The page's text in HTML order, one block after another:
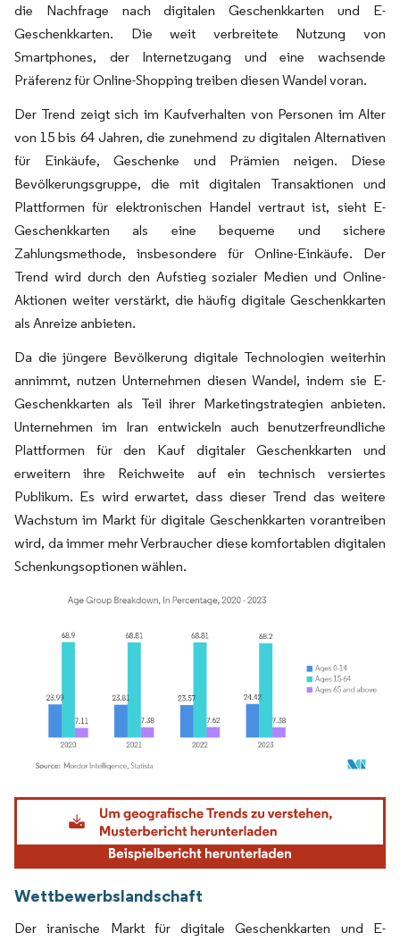
die Nachfrage nach digitalen Geschenkkarten und E-
Geschenkkarten. Die weit verbreitete Nutzung von
Smartphones, der Internetzugang und eine wachsende
Präferenz für Online-Shopping treiben diesen Wandel voran.
Der Trend zeigt sich im Kaufverhalten von Personen im Alter
von 15 bis 64 Jahren, die zunehmend zu digitalen Alternativen
für Einkäufe, Geschenke und Prämien neigen. Diese
Bevölkerungsgruppe, die mit digitalen Transaktionen und
Plattformen für elektronischen Handel vertraut ist, sieht E-
Geschenkkarten als eine bequeme und sichere
Zahlungsmethode, insbesondere für Online-Einkäufe. Der
Trend wird durch den Aufstieg sozialer Medien und Online-
Aktionen weiter verstärkt, die häufig digitale Geschenkkarten
als Anreize anbieten.
Da die jüngere Bevölkerung digitale Technologien weiterhin
annimmt, nutzen Unternehmen diesen Wandel, indem sie E-
Geschenkkarten als Teil ihrer Marketingstrategien anbieten.
Unternehmen im Iran entwickeln auch benutzerfreundliche
Plattformen für den Kauf digitaler Geschenkkarten und
erweitern ihre Reichweite auf ein technisch versiertes
Publikum. Es wird erwartet, dass dieser Trend das weitere
Wachstum im Markt für digitale Geschenkkarten vorantreiben
wird, da immer mehr Verbraucher diese komfortablen digitalen
Schenkungsoptionen wählen.
Bild © Mordor Intelligence. Wiederverwendung erfordert Namensnennung gemäß
Wettbewerbslandschaft
Der iranische Markt für digitale Geschenkkarten und E-